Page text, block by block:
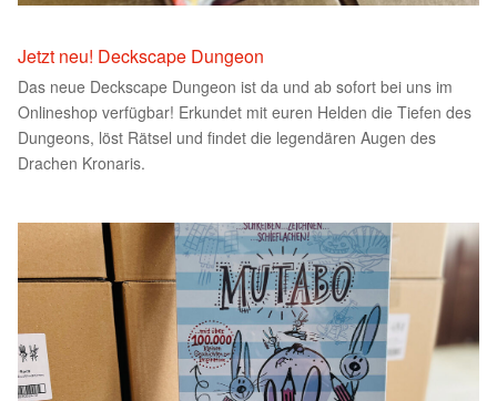
Jetzt neu! Deckscape Dungeon
Das neue Deckscape Dungeon ist da und ab sofort bei uns im
Onlineshop verfügbar! Erkundet mit euren Helden die Tiefen des
Dungeons, löst Rätsel und findet die legendären Augen des
Drachen Kronaris.